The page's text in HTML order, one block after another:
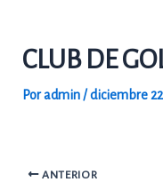
contenidoCLUB DE
Poradmin /diciembre
ANTERIOR